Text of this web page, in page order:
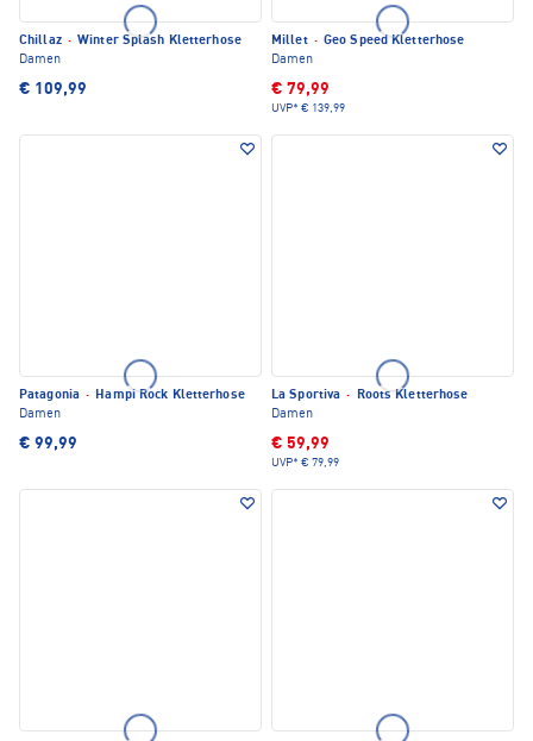
Chillaz · Winter Splash Kletterhose
Damen
€ 109,99
Millet · Geo Speed Kletterhose
Damen
€ 79,99
UVP* € 139,99
Patagonia · Hampi Rock Kletterhose
Damen
€ 99,99
La Sportiva ·
Roots Kletterhose
Damen
€ 59,99
UVP* € 79,99